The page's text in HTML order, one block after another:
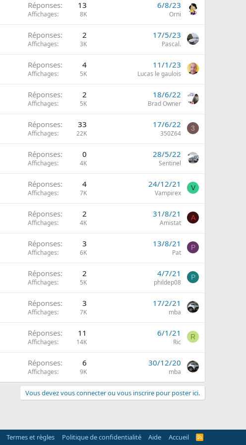
Réponses 13
Affichages 8K
6/8/23
Orni
Réponses 2
Affichages 3K
17/5/23
Pascal.
Réponses 4
Affichages 5K
11/1/23
Lucas le gaulois
Réponses 2
Affichages 5K
18/6/22
Brad Owner
Réponses 33
Affichages 22K
17/6/22
350Z64
3
Réponses 0
Affichages 4K
28/5/22
Sentinel
Réponses 4
Affichages 7K
24/12/21
Vampirex
V
Réponses 2
Affichages 4K
31/8/21
Amistat
A
Réponses 3
Affichages 6K
13/8/21
Pat
P
Réponses 2
Affichages 5K
4/7/21
phildep08
P
Réponses 3
Affichages 7K
17/2/21
mba
Réponses 11
Affichages 14K
6/1/21
Ric
R
Réponses 6
Affichages 9K
30/12/20
mba
Vous devez vous connecter ou vous inscrire pour poster ici.
Termes et règles Politique de confidentialité Aide Accueil
R